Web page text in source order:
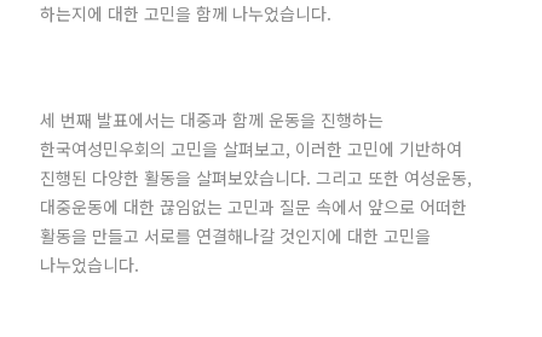
하는지에 대한 고민을 함께 나누었습니다.
세 번째 발표에서는 대중과 함께 운동을 진행하는
한국여성민우회의 고민을 살펴보고, 이러한 고민에 기반하여
진행된 다양한 활동을 살펴보았습니다. 그리고 또한 여성운동,
대중운동에 대한 끊임없는 고민과 질문 속에서 앞으로 어떠한
활동을 만들고 서로를 연결해나갈 것인지에 대한 고민을
나누었습니다.